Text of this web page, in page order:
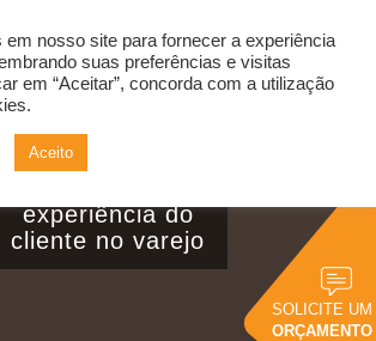
SOLICITE UM
ORÇAMENTO
Alternar
Como o BI está
experiência do
cliente no varejo
nosso site para fornecer a experiência
suas preferências e visitas
em “Aceitar”, concorda com a utilização
Aceito